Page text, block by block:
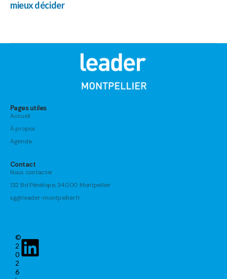
mieux décider
Pages utiles
Accueil
À propos
Agenda
Contact
Nous contacter
132 Bd Pénélope, 34000 Montpellier
sg@leader-montpellier.fr
©
2
0
2
6